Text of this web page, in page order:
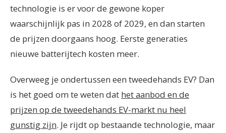
technologie is er voor de gewone koper
waarschijnlijk pas in 2028 of 2029, en dan starten
de prijzen doorgaans hoog. Eerste generaties
nieuwe batterijtech kosten meer.
Overweeg je ondertussen een tweedehands EV? Dan
is het goed om te weten dat het aanbod en de
prijzen op de tweedehands EV-markt nu heel
gunstig zijn. Je rijdt op bestaande technologie, maar